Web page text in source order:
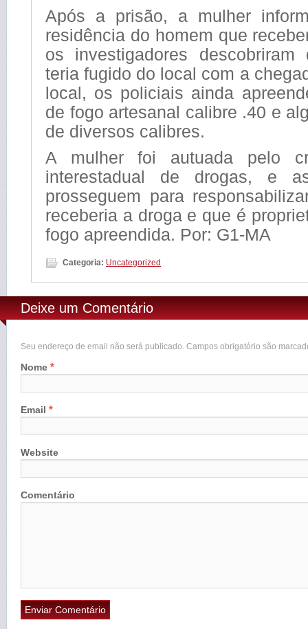
Após a prisão, a mulher
residência do homem que
os investigadores
teria fugido do local com a
local, os policiais ainda
de fogo artesanal calibre .40 e
de diversos calibres.
A mulher foi autuada pelo
interestadual de drogas, e
prosseguem para
receberia a droga e que é
fogo apreendida. Por: G1-MA
Categoria: Uncategorized
Deixe um Comentário
Seu endereço de email não será publicado. Campos obrigatório são
Nome *
Email *
Website
Comentário